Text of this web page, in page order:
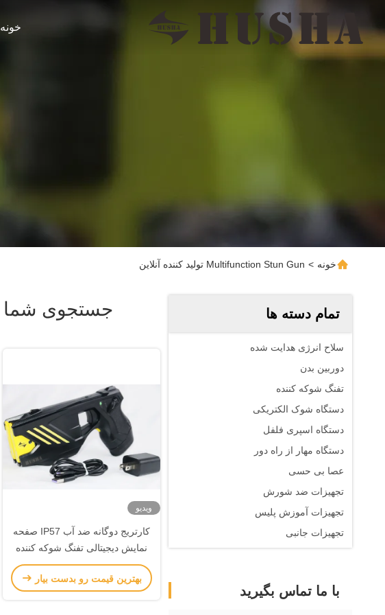
خونه
خونه > Multifunction Stun Gun تولید کننده آنلاین
تمام دسته ها
سلاح انرژی هدایت شده
دوربین بدن
تفنگ شوکه کننده
دستگاه شوک الکتریکی
دستگاه اسپری فلفل
دستگاه مهار از راه دور
عصا بی حسی
تجهیزات ضد شورش
تجهیزات آموزش پلیس
تجهیزات جانبی
با ما تماس بگیرید
جستجوی شما
ویدیو
کارتریج دوگانه ضد آب IP57 صفحه
نمایش دیجیتالی تفنگ شوکه کننده
سلاح انرژی هدایت شده
بهترین قیمت رو بدست بیار